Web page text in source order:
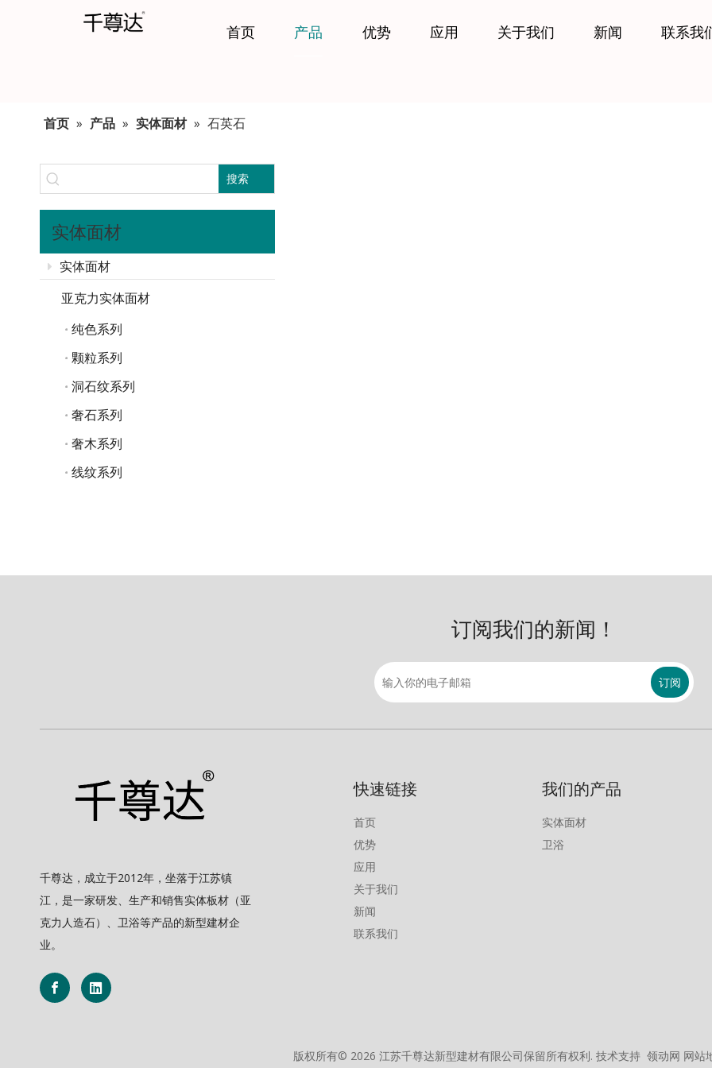
首页 产品 优势 应用 关于我们 新闻 联系我
首页 » 产品 » 实体面材 » 石英石
搜索
实体面材
实体面材
亚克力实体面材
纯色系列
颗粒系列
洞石纹系列
奢石系列
奢木系列
线纹系列
订阅我们的新闻！
订阅
千尊达，成立于2012年，坐落于江苏镇
江，是一家研发、生产和销售实体板材（亚
克力人造石）、卫浴等产品的新型建材企
业。
快速链接
首页
优势
应用
关于我们
新闻
联系我们
我们的产品
实体面材
卫浴
版权所有© 2026 江苏千尊达新型建材有限公司保留所有权利. 技术支持 领动网 网站